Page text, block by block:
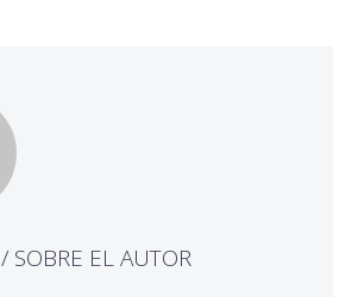
/ SOBRE EL AUTOR